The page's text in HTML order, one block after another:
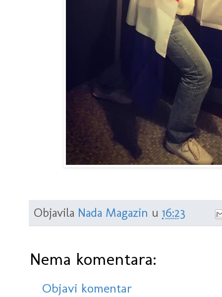
Objavila Nada Magazin u 16:23
Nema komentara:
Objavi komentar